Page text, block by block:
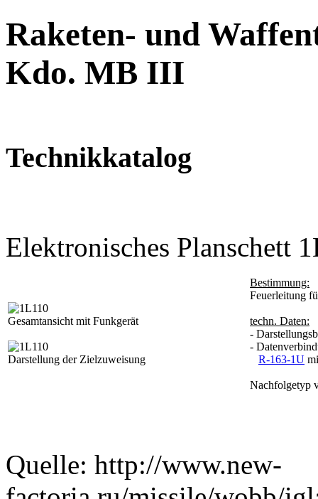
Raketen- und
Kdo. MB III
Technikkatalog
Elektronisches Planschett
Gesamtansicht mit Funkgerät
Darstellung der Zielzuweisung
Bestimmung:
Feuerleitung
techn. Daten:
-
-
R-163-1U
Nachfolgetyp
Quelle: http://www.new-